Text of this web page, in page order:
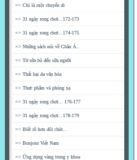
=> Chỉ là một chuyến đi
=> 31 ngày rong chơi...172-173
=> 31 ngày rong chơi...174-175
=> Những sách nói về Châu Á..
=> Từ sữa bò đến sữa người
=> Thất bại đa văn hóa
=> Thực phẩm và phóng xạ
=> 31 ngày rong chơi... 176-177
=> 31 ngày rong chơi...178-179
=> Biết rõ hơn đôi chút...
=> Bonjour Việt Nam
=> Ứng dụng vàng trong y khoa